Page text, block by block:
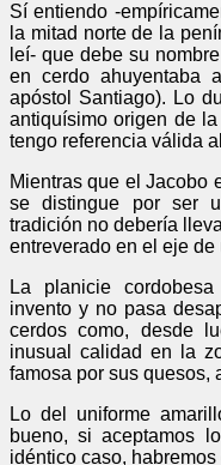
Sí entiendo -
la mitad norte de la
leí- que debe su
en cerdo ahuyentaba
apóstol Santiago). Lo
antiquísimo origen de
tengo referencia válida
Mientras que el Jacobo
se distingue por ser
tradición no debería
entreverado en el eje
La planicie
invento y no pasa
cerdos como, desde
inusual calidad en la
famosa por sus quesos,
Lo del uniforme
bueno, si aceptamos
idéntico caso,